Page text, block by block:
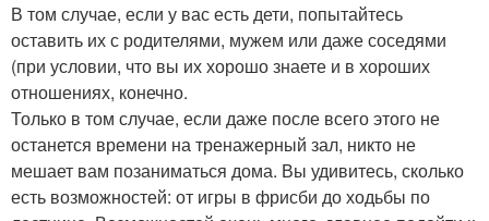
В том случае, если у вас есть дети, попытайтесь
оставить их с родителями, мужем или даже соседями
(при условии, что вы их хорошо знаете и в хороших
отношениях, конечно.
Только в том случае, если даже после всего этого не
останется времени на тренажерный зал, никто не
мешает вам позаниматься дома. Вы удивитесь, сколько
есть возможностей: от игры в фрисби до ходьбы по